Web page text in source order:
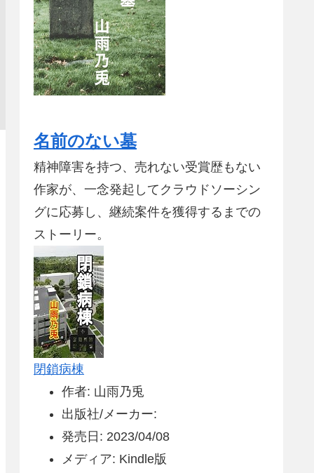
名前のない墓
精神障害を持つ、売れない受賞歴もない
作家が、一念発起してクラウドソーシン
グに応募し、継続案件を獲得するまでの
ストーリー。
閉鎖病棟
作者: 山雨乃兎
出版社/メーカー:
発売日: 2023/04/08
メディア: Kindle版